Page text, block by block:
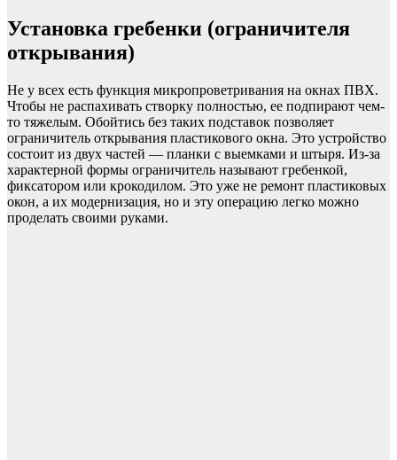
Установка гребенки (ограничителя
открывания)
Не у всех есть функция микропроветривания на окнах ПВХ.
Чтобы не распахивать створку полностью, ее подпирают чем-
то тяжелым. Обойтись без таких подставок позволяет
ограничитель открывания пластикового окна. Это устройство
состоит из двух частей — планки с выемками и штыря. Из-за
характерной формы ограничитель называют гребенкой,
фиксатором или крокодилом. Это уже не ремонт пластиковых
окон, а их модернизация, но и эту операцию легко можно
проделать своими руками.